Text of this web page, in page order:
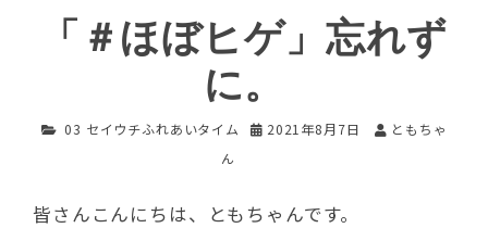
「＃ほぼヒゲ」忘れず
に。
03 セイウチふれあいタイム 2021年8月7日
ともちゃ
ん
皆さんこんにちは、ともちゃんです。